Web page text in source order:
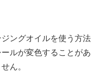
ングオイルを使う方法
ルが変色することがあ
ん。